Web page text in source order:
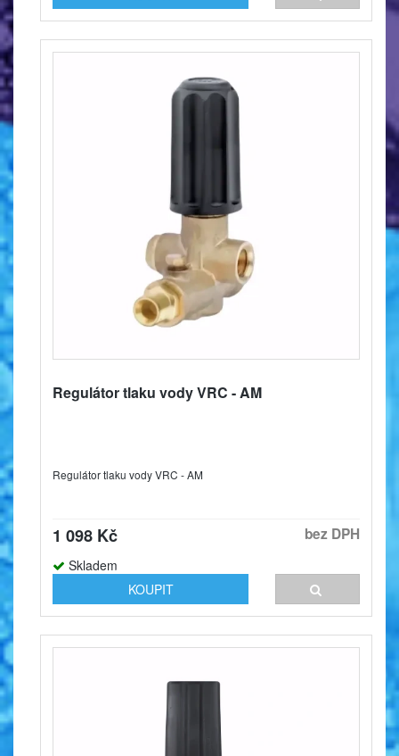
Regulátor tlaku vody VRC - AM
Regulátor tlaku vody VRC - AM
1 098 Kč bez DPH
Skladem
KOUPIT